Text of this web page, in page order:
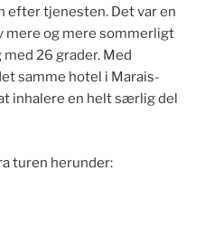
efter tjenesten. Det var en
mere og mere sommerligt
26 grader. Med
samme hotel i Marais-
inhalere en helt særlig del
turen herunder: